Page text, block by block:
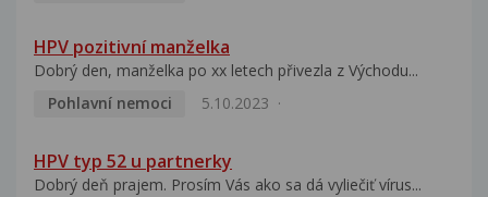
HPV pozitivní manželka
Dobrý den, manželka po xx letech přivezla z Východu...
Pohlavní nemoci
5.10.2023
HPV typ 52 u partnerky
Dobrý deň prajem. Prosím Vás ako sa dá vyliečiť vírus...